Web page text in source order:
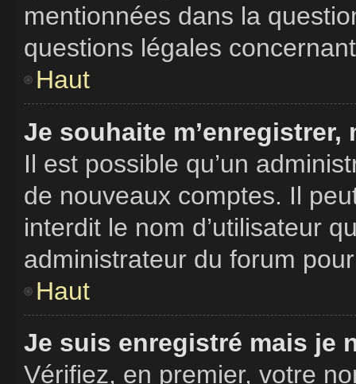
mentionnées dans la
questions légales
Haut
Je souhaite m’enregistrer,
Il est possible qu’un
de nouveaux comptes. Il
interdit le nom d’utilisateur
administrateur du forum
Haut
Je suis enregistré mais je
Vérifiez, en premier, votre